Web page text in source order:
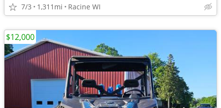
7/3 1,311mi Racine WI
$12,000